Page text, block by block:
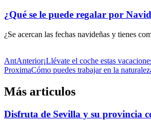
¿Qué se le puede regalar por
¿Se acercan las fechas navideñas y tienes
AntAnterior¡Llévate el coche estas
ProximaCómo puedes trabajar en la
Más articulos
Disfruta de Sevilla y su provincia